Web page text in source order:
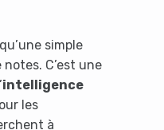
simple
C’est une
intelligence
les
à